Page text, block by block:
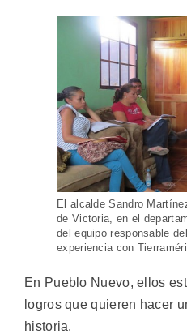
El alcalde Sandro
de Victoria, en el
del equipo responsable
experiencia con
En Pueblo Nuevo, ellos
logros que quieren hacer
historia.